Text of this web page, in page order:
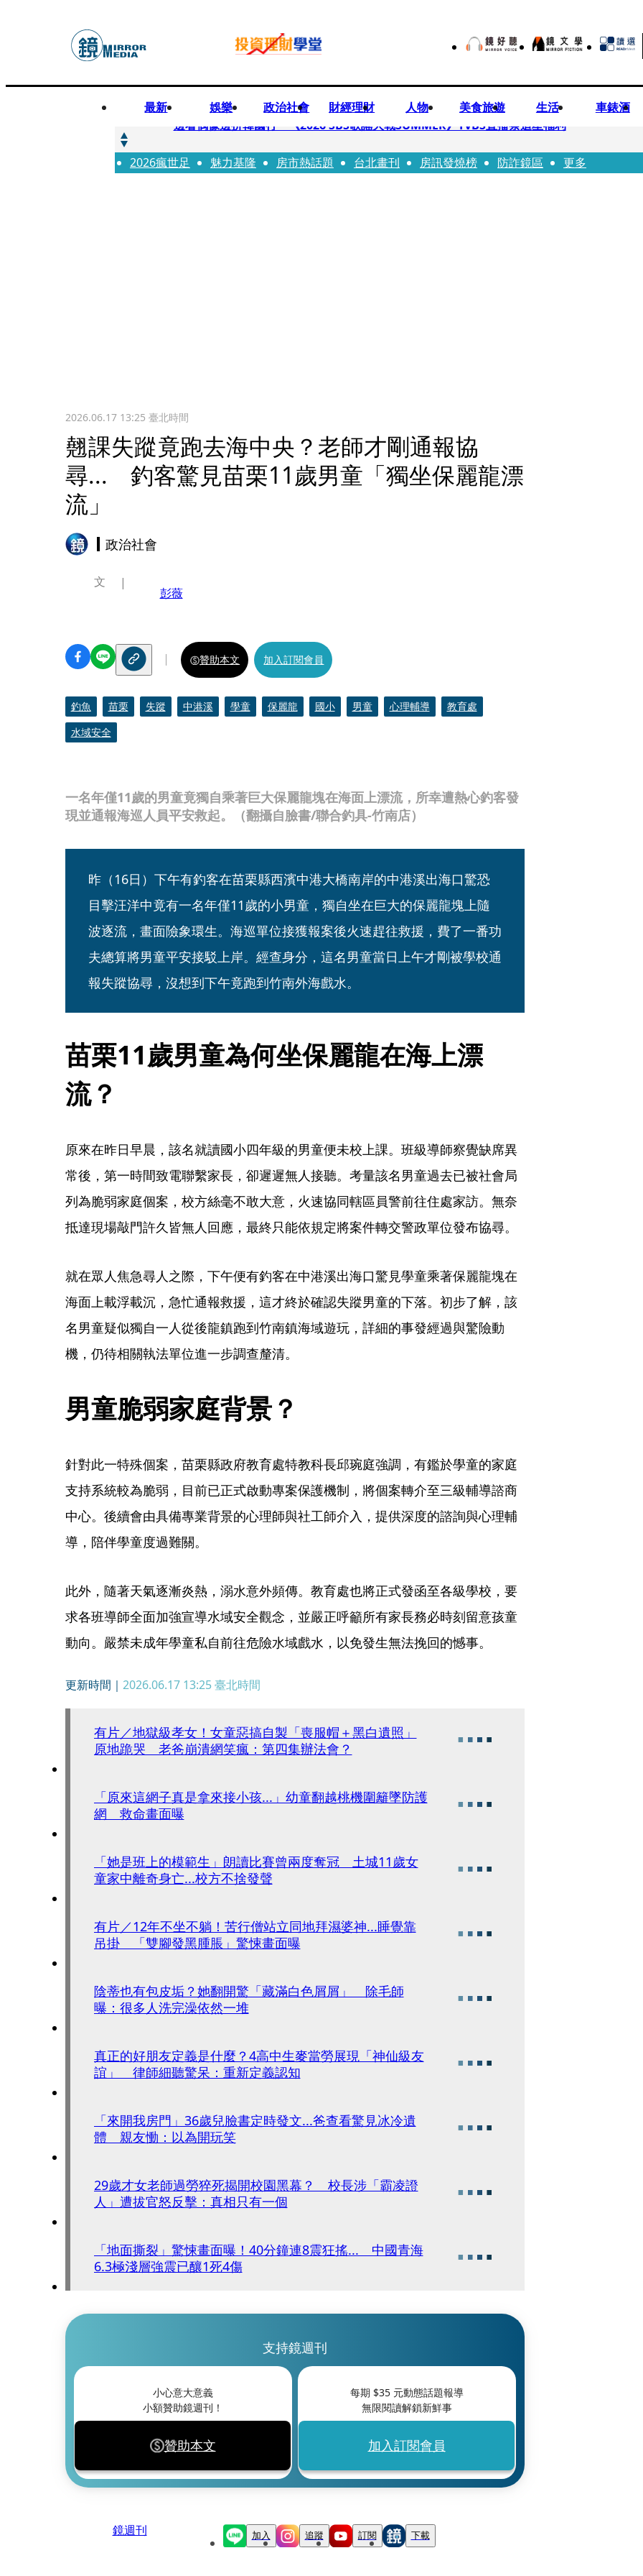
最新 娛樂 政治社會 財經理財 人物 美食旅遊 生活 車錶酒
快訊
邊看偶像邊拚韓國行 《2026 SBS歌謠大戰SUMMER》TVBS直播祭追星福利
快訊
代誌大條火急跳船？ 宏碁派任李文詳接掌兆基屋管2天就喊撤出！
2026瘋世足 魅力基隆 房市熱話題 台北畫刊 房訊發燒榜 防詐鏡區 更多
2026.06.17 13:25 臺北時間
翹課失蹤竟跑去海中央？老師才剛通報協
尋... 釣客驚見苗栗11歲男童「獨坐保麗龍漂
流」
政治社會
一名年僅11歲的男童竟獨自乘著巨大保麗龍塊在海面上漂流，所幸遭熱心釣客發
現並通報海巡人員平安救起。（翻攝自臉書/聯合釣具-竹南店）
文
彭薇
贊助本文 加入訂閱會員
釣魚 苗栗 失蹤 中港溪 學童 保麗龍 國小 男童 心理輔導
教育處
水域安全
昨（16日）下午有釣客在苗栗縣西濱中港大橋南岸的中港溪出海口驚恐
目擊汪洋中竟有一名年僅11歲的小男童，獨自坐在巨大的保麗龍塊上隨
波逐流，畫面險象環生。海巡單位接獲報案後火速趕往救援，費了一番功
夫總算將男童平安接駁上岸。經查身分，這名男童當日上午才剛被學校通
報失蹤協尋，沒想到下午竟跑到竹南外海戲水。
苗栗11歲男童為何坐保麗龍在海上漂
流？
原來在昨日早晨，該名就讀國小四年級的男童便未校上課。班級導師察覺缺席異
常後，第一時間致電聯繫家長，卻遲遲無人接聽。考量該名男童過去已被社會局
列為脆弱家庭個案，校方絲毫不敢大意，火速協同轄區員警前往住處家訪。無奈
抵達現場敲門許久皆無人回應，最終只能依規定將案件轉交警政單位發布協尋。
就在眾人焦急尋人之際，下午便有釣客在中港溪出海口驚見學童乘著保麗龍塊在
海面上載浮載沉，急忙通報救援，這才終於確認失蹤男童的下落。初步了解，該
名男童疑似獨自一人從後龍鎮跑到竹南鎮海域遊玩，詳細的事發經過與驚險動
機，仍待相關執法單位進一步調查釐清。
男童脆弱家庭背景？
針對此一特殊個案，苗栗縣政府教育處特教科長邱琬庭強調，有鑑於學童的家庭
支持系統較為脆弱，目前已正式啟動專案保護機制，將個案轉介至三級輔導諮商
中心。後續會由具備專業背景的心理師與社工師介入，提供深度的諮詢與心理輔
導，陪伴學童度過難關。
此外，隨著天氣逐漸炎熱，溺水意外頻傳。教育處也將正式發函至各級學校，要
求各班導師全面加強宣導水域安全觀念，並嚴正呼籲所有家長務必時刻留意孩童
動向。嚴禁未成年學童私自前往危險水域戲水，以免發生無法挽回的憾事。
更新時間｜ 2026.06.17 13:25臺北時間
有片／地獄級孝女！女童惡搞自製「喪服帽＋黑白遺照」
原地跪哭 老爸崩潰網笑瘋：第四集辦法會？
「原來這網子真是拿來接小孩...」幼童翻越桃機圍籬墜防護
網 救命畫面曝
「她是班上的模範生」朗讀比賽曾兩度奪冠 土城11歲女
童家中離奇身亡...校方不捨發聲
有片／12年不坐不躺！苦行僧站立同地拜濕婆神...睡覺靠
吊掛 「雙腳發黑腫脹」驚悚畫面曝
陰蒂也有包皮垢？她翻開驚「藏滿白色屑屑」 除毛師
曝：很多人洗完澡依然一堆
真正的好朋友定義是什麼？4高中生麥當勞展現「神仙級友
誼」 律師細聽驚呆：重新定義認知
「來開我房門」36歲兒臉書定時發文...爸查看驚見冰冷遺
體 親友慟：以為開玩笑
29歲才女老師過勞猝死揭開校園黑幕？ 校長涉「霸凌證
人」遭拔官怒反擊：真相只有一個
「地面撕裂」驚悚畫面曝！40分鐘連8震狂搖... 中國青海
6.3極淺層強震已釀1死4傷
支持鏡週刊
小心意大意義
小額贊助鏡週刊！
贊助本文
每期 $35元動態話題報導
無限閱讀解鎖新鮮事
加入訂閱會員
鏡週刊 加入 追蹤 訂閱 下載